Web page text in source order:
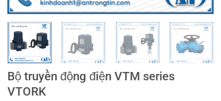
Bộ truyền động điện VTM series
VTORK